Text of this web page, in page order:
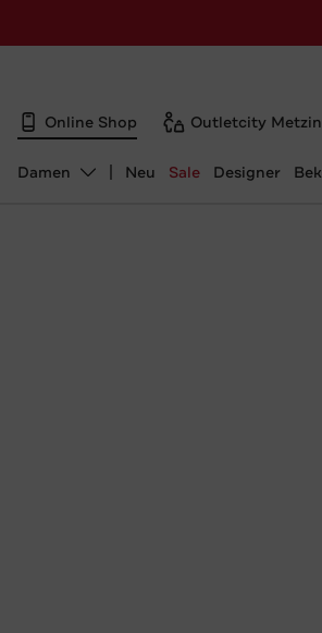
Online Shop Outletcity
Abteilung ändern, ausgewählt:
Damen Neu Sale Designer